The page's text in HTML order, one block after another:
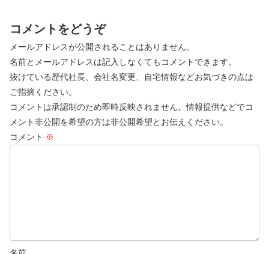
コメントをどうぞ
メールアドレスが公開されることはありません。
名前とメールアドレスは記入しなくてもコメントできます。
抜けている歴代社長、会社名変更、自宅情報などお気づきの点は
ご指摘ください。
コメントは承認制のため即時反映されません。情報提供などでコ
メント非公開を希望の方は非公開希望とお伝えください。
コメント ※